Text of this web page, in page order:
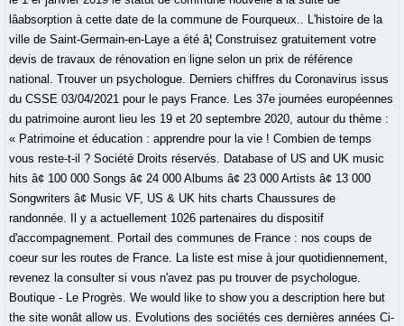
lâabsorption à cette date de la commune de Fourqueux.. L'histoire de la
ville de Saint-Germain-en-Laye a été â¦ Construisez gratuitement votre
devis de travaux de rénovation en ligne selon un prix de référence
national. Trouver un psychologue. Derniers chiffres du Coronavirus issus
du CSSE 03/04/2021 pour le pays France. Les 37e journées européennes
du patrimoine auront lieu les 19 et 20 septembre 2020, autour du thème :
« Patrimoine et éducation : apprendre pour la vie ! Combien de temps
vous reste-t-il ? Société Droits réservés. Database of US and UK music
hits â¢ 100 000 Songs â¢ 24 000 Albums â¢ 23 000 Artists â¢ 13 000
Songwriters â¢ Music VF, US & UK hits charts Chaussures de
randonnée. Il y a actuellement 1026 partenaires du dispositif
d'accompagnement. Portail des communes de France : nos coups de
coeur sur les routes de France. La liste est mise à jour quotidiennement,
revenez la consulter si vous n'avez pas pu trouver de psychologue.
Boutique - Le Progrès. We would like to show you a description here but
the site wonât allow us. Evolutions des sociétés ces dernières années Ci-